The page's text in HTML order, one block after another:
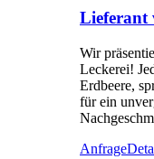
Lieferant
Wir
Leckerei!
Erdbeere,
für ein
Anfrage